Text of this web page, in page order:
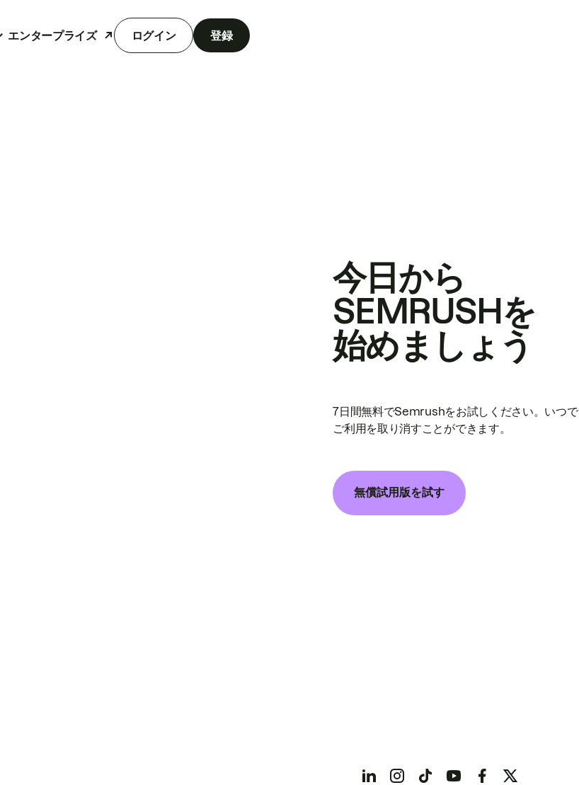
エンタープライズ ログイン 登録
今日から
SEMRUSHを
始めましょう
7日間無料でSemrushをお試しください。いつ
ご利用を取り消すことができます。
無償試用版を試す